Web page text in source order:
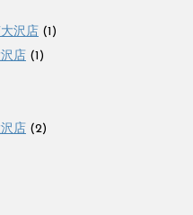
沢店 (1)
店 (1)
店 (2)